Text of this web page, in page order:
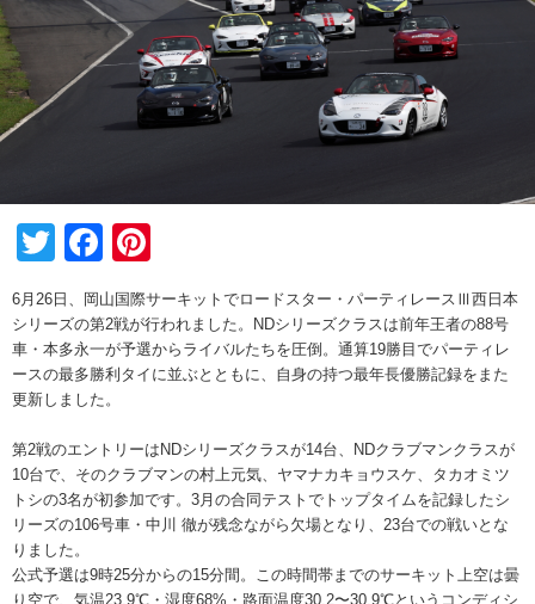
TwitterFacebook
6月26日、岡山国際サーキットでロードスター・パーティレースⅢ西日本
シリーズの第2戦が行われました。NDシリーズクラスは前年王者の88号
車・本多永一が予選からライバルたちを圧倒。通算19勝目でパーティレ
ースの最多勝利タイに並ぶとともに、自身の持つ最年長優勝記録をまた
更新しました。
第2戦のエントリーはNDシリーズクラスが14台、NDクラブマンクラスが
10台で、そのクラブマンの村上元気、ヤマナカキョウスケ、タカオミツ
トシの3名が初参加です。3月の合同テストでトップタイムを記録したシ
リーズの106号車・中川 徹が残念ながら欠場となり、23台での戦いとな
りました。
公式予選は9時25分からの15分間。この時間帯までのサーキット上空は曇
り空で、気温23.9℃・湿度68%・路面温度30.2〜30.9℃というコンディシ